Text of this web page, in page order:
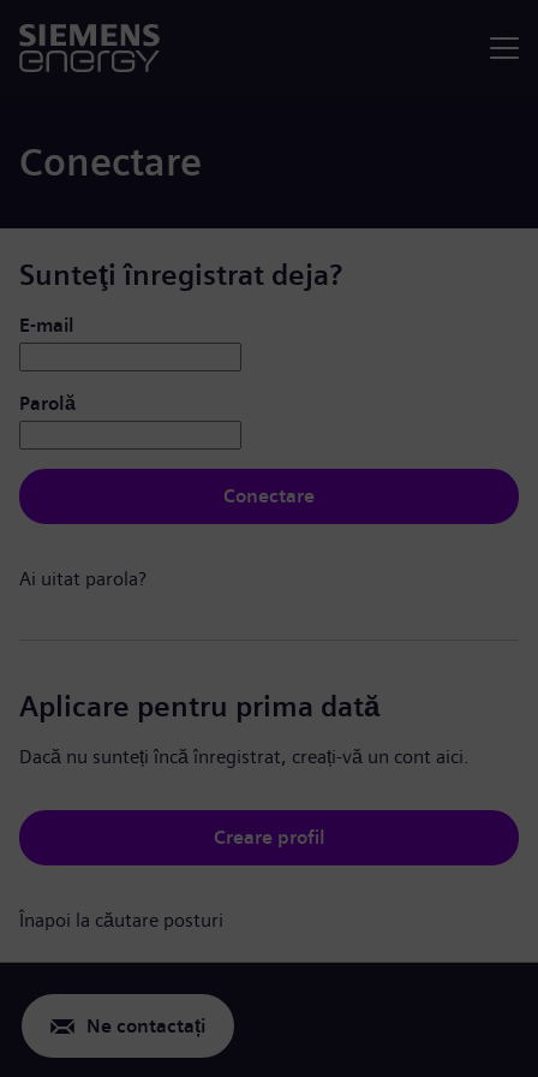
Conectare
Sunteţi înregistrat deja?
Conectare: utilizator și parolă
E-mail
Parolă
Conectare
Ai uitat parola?
Aplicare pentru prima dată
Dacă nu sunteți încă înregistrat, creați-vă un cont aici.
Creare profil
Înapoi la căutare posturi
Ne contactați